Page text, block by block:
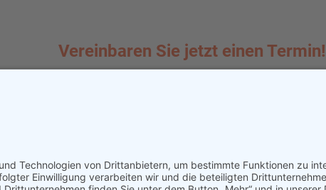
Vereinbaren Sie jetzt einen Termin!